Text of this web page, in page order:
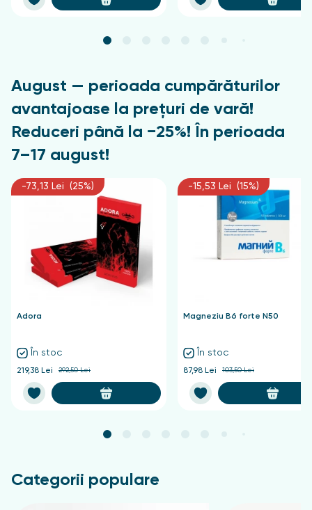
August — perioada cumpărăturilor
avantajoase la prețuri de vară!
Reduceri până la −25%! În perioada
7–17 august!
-73,13 Lei (25%)
Adora
În stoc
219,38 Lei 292,50 Lei
-15,53 Lei (15%)
Magneziu B6 forte N50
În stoc
87,98 Lei 103,50 Lei
Categorii populare